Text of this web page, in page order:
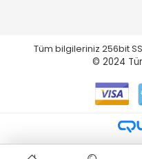
Tüm bilgileriniz 256bit
© 2024